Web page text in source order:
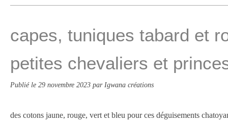
capes, tuniques tabard et
petites chevaliers et
Publié le 29 novembre 2023 par Igwana créations
des cotons jaune, rouge, vert et bleu pour ces déguisements